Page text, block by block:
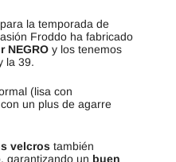
para la temporada de
Froddo ha fabricado
NEGRO y los tenemos
la 39.
(lisa con
un plus de agarre
velcros también
garantizando un buen